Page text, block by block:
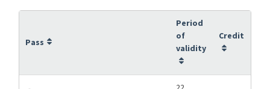
Pass
Period
of
validity
Credit